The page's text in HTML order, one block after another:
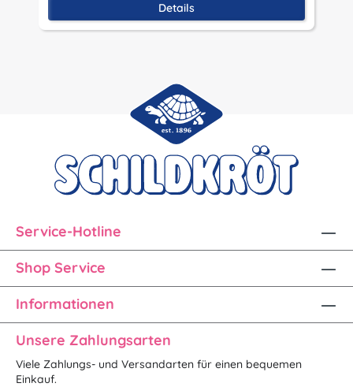
Details
Service-Hotline
Shop Service
Informationen
Unsere Zahlungsarten
Viele Zahlungs- und Versandarten für einen bequemen
Einkauf.